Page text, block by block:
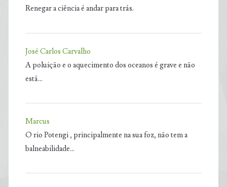
Renegar a ciência é andar para trás.
José Carlos Carvalho
A poluição e o aquecimento dos oceanos é grave e não
está…
Marcus
O rio Potengi , principalmente na sua foz, não tem a
balneabilidade…